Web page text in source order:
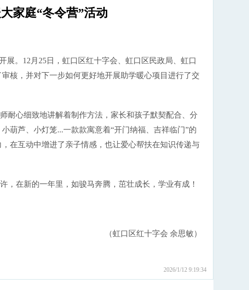
家庭“冬令营”活动
展。12月25日，虹口区红十字会、虹口区民政局、虹口
核，并对下一步如何更好地开展助学暖心项目进行了交
耐心细致地讲解着制作方法，家长和孩子默契配合、分
葫芦、小灯笼...一款款寓意着“开门纳福、吉祥临门”的
在互动中增进了亲子情感，也让爱心帮扶在知识传递与
在新的一年里，如骏马奔腾，茁壮成长，学业有成！
（虹口区红十字会 余思敏）
2026/1/12 9:19:34